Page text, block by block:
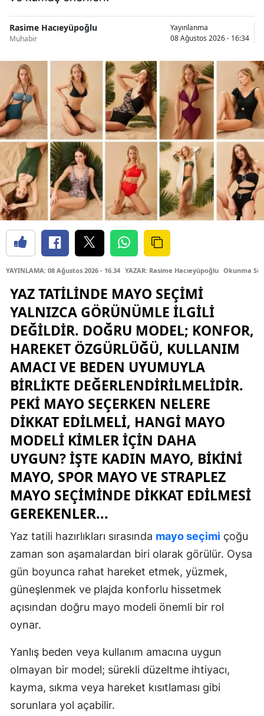
Rasime Hacıeyüpoğlu
Muhabir
Yayınlanma
08 Ağustos 2026 - 16:34
YAYINLAMA: 08 Ağustos 2026 - 16.34 YAZAR: Rasime Hacıeyüpoğlu Okunma
YAZ TATILINDE MAYO SEÇIMI
YALNIZCA GÖRÜNÜMLE ILGILI
DEĞILDIR. DOĞRU MODEL; KONFOR,
HAREKET ÖZGÜRLÜĞÜ, KULLANIM
AMACI VE BEDEN UYUMUYLA
BIRLIKTE DEĞERLENDIRILMELIDIR.
PEKI MAYO SEÇERKEN NELERE
DIKKAT EDILMELI, HANGI MAYO
MODELI KIMLER IÇIN DAHA
UYGUN? İŞTE KADIN MAYO, BIKINI
MAYO, SPOR MAYO VE STRAPLEZ
MAYO SEÇIMINDE DIKKAT EDILMESI
GEREKENLER...
Yaz tatili hazırlıkları sırasında mayo seçimi çoğu
zaman son aşamalardan biri olarak görülür. Oysa
gün boyunca rahat hareket etmek, yüzmek,
güneşlenmek ve plajda konforlu hissetmek
açısından doğru mayo modeli önemli bir rol
oynar.
Yanlış beden veya kullanım amacına uygun
olmayan bir model; sürekli düzeltme ihtiyacı,
kayma, sıkma veya hareket kısıtlaması gibi
sorunlara yol açabilir.